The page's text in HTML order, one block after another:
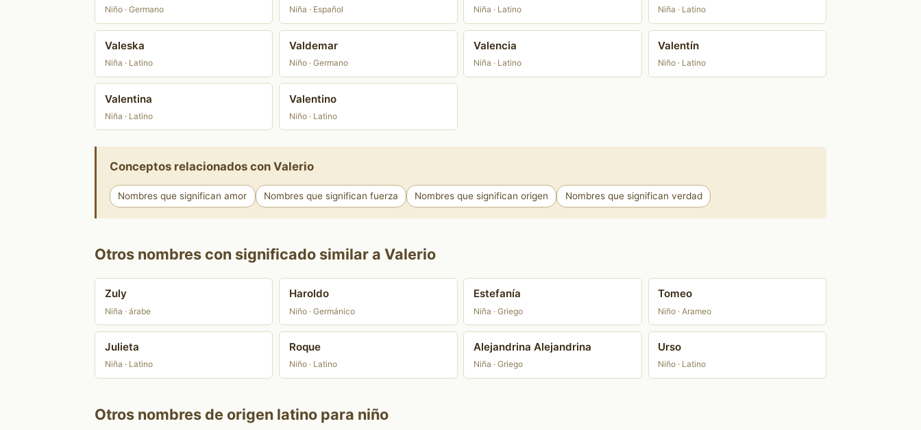
Niño · Germano Niña · Español Niña · Latino Niña · Latino
Valeska
Niña · Latino
Valdemar
Niño · Germano
Valencia
Niña · Latino
Valentín
Niño · Latino
Valentina
Niña · Latino
Valentino
Niño · Latino
Conceptos relacionados con Valerio
Nombres que significan amor Nombres que significan fuerza Nombres que significan origen Nombres que significan verdad
Otros nombres con significado similar a Valerio
Zuly
Niña · árabe
Haroldo
Niño · Germánico
Estefanía
Niña · Griego
Tomeo
Niño · Arameo
Julieta
Niña · Latino
Roque
Niño · Latino
Alejandrina Alejandrina
Niña · Griego
Urso
Niño · Latino
Otros nombres de origen latino para niño